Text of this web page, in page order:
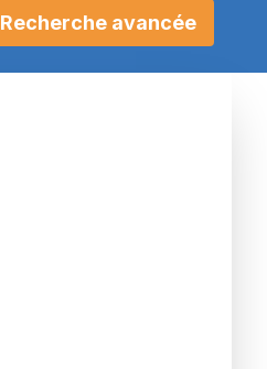
Recherche avancée